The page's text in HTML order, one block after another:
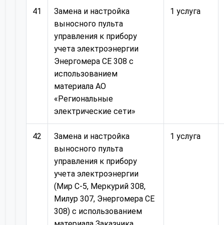
41
Замена и настройка
выносного пульта
управления к прибору
учета электроэнергии
Энергомера СЕ 308 с
использованием
материала АО
«Региональные
электрические сети»
1 услуга
42
Замена и настройка
выносного пульта
управления к прибору
учета электроэнергии
(Мир С-5, Меркурий 308,
Милур 307, Энергомера СЕ
308) с использованием
1 услуга